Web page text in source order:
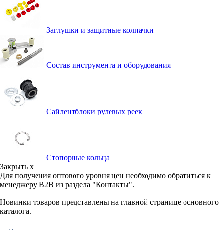
Заглушки и защитные колпачки
Состав инструмента и оборудования
Сайлентблоки рулевых реек
Стопорные кольца
Закрыть x
Для получения оптового уровня цен необходимо обратиться к
менеджеру B2B из раздела "Контакты".
Новинки товаров представлены на главной странице основного
каталога.